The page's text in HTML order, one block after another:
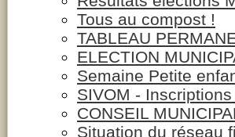
Tous au compost !
TABLEAU
ELECTION
Semaine Petite
SIVOM -
CONSEIL
Situation du réseau